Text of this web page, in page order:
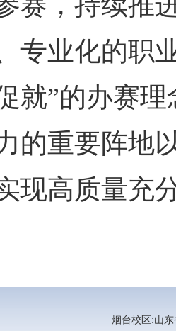
专业化的职
就”的办赛
的重要阵地
现高质量充
烟台校区:山东